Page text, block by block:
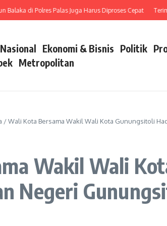
di Polres Palas Juga Harus Diproses Cepat Terima
Nasional Ekonomi & Bisnis Politik
Metropolitan
/Wali Kota Bersama Wakil Wali Kota Gunungsitoli
Wakil Wali
Negeri